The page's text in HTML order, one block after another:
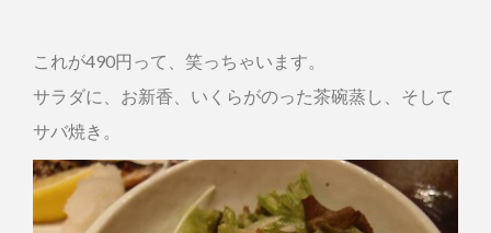
これが490円って、笑っちゃいます。
サラダに、お新香、いくらがのった茶碗蒸し、そして
サバ焼き。